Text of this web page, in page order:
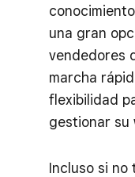
una gran
vendedores
marcha
flexibilidad
gestionar su
Incluso si no